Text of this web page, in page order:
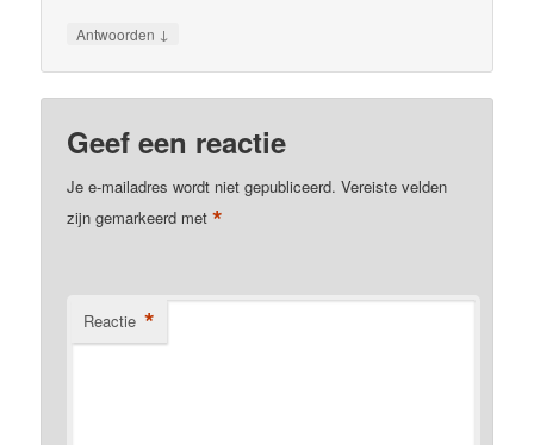
Antwoorden ↓
Geef een reactie
Je e-mailadres wordt niet gepubliceerd. Vereiste velden
zijn gemarkeerd met*
Reactie *